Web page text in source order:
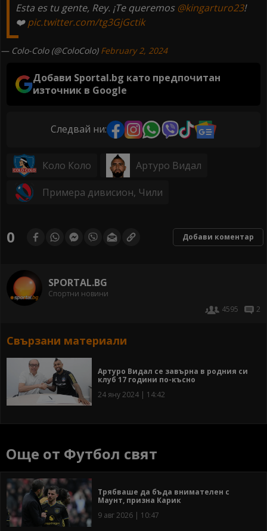
Esta es tu gente, Rey. ¡Te queremos @kingarturo23!
❤️pic.twitter.com/tg3GjGctik
— Colo-Colo (@ColoColo) February 2, 2024
Добави Sportal.bg като предпочитан
източник в Google
Следвай ни:
Коло Коло Артуро Видал
Примера дивисион, Чили
0 Добави коментар
SPORTAL.BG
Спортни новини
4595
2
Свързани материали
Артуро Видал се завърна в родния си
клуб 17 години по-късно
24 яну 2024 | 14:42
Още от Футбол свят
Трябваше да бъда внимателен с
Маунт, призна Карик
9 авг 2026 | 10:47